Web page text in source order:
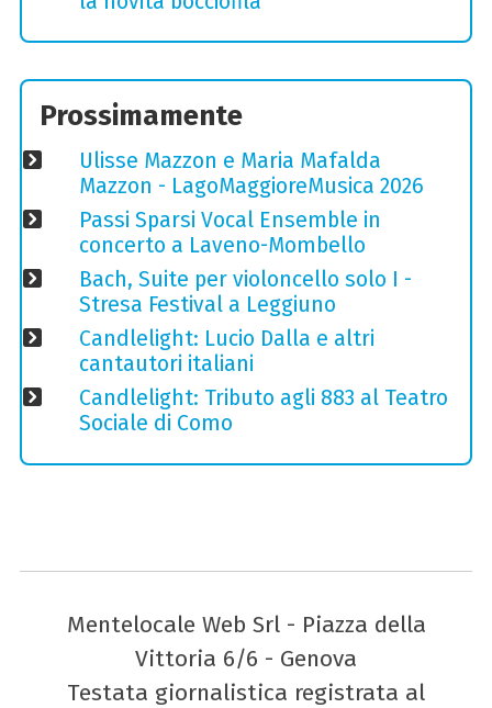
Prossimamente
Ulisse Mazzon e Maria Mafalda
Mazzon - LagoMaggioreMusica 2026
Passi Sparsi Vocal Ensemble in
concerto a Laveno-Mombello
Bach, Suite per violoncello solo I -
Stresa Festival a Leggiuno
Candlelight: Lucio Dalla e altri
cantautori italiani
Candlelight: Tributo agli 883 al Teatro
Sociale di Como
Mentelocale Web Srl - Piazza della
Vittoria 6/6 - Genova
Testata giornalistica registrata al